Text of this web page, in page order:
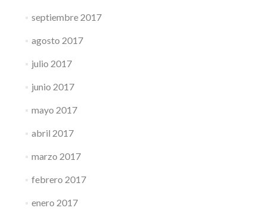
septiembre 2017
agosto 2017
julio 2017
junio 2017
mayo 2017
abril 2017
marzo 2017
febrero 2017
enero 2017